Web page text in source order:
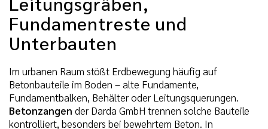
Fundamentreste und
Unterbauten
Im urbanen Raum stößt Erdbewegung häufig auf
Betonbauteile im Boden – alte Fundamente,
Fundamentbalken, Behälter oder Leitungsquerungen.
Betonzangen der Darda GmbH trennen solche Bauteile
kontrolliert, besonders bei bewehrtem Beton. In